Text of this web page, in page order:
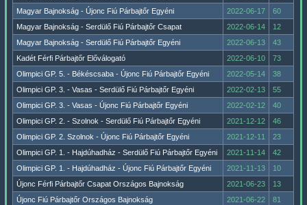
Magyar Bajnokság - Újonc Fiú Párbajtőr Egyéni
2022-06-17
60
Magyar Bajnokság - Serdülő Fiú Párbajtőr Csapat
2022-06-14
12
Magyar Bajnokság - Serdülő Fiú Párbajtőr Egyéni
2022-06-13
43
Kadét Férfi Párbajtőr Előválogató
2022-06-10
73
Olimpici GP. 5. - Békéscsaba - Újonc Fiú Párbajtőr Egyéni
2022-05-14
38
Olimpici GP. 3. - Vasas - Serdülő Fiú Párbajtőr Egyéni
2022-02-13
55
Olimpici GP. 3. - Vasas - Újonc Fiú Párbajtőr Egyéni
2022-02-12
40
Olimpici GP. 2. - Szolnok - Serdülő Fiú Párbajtőr Egyéni
2021-12-12
46
Olimpici GP. 2. Szolnok - Újonc Fiú Párbajtőr Egyéni
2021-12-11
23
Olimpici GP. 1. - Hajdúhadház - Serdülő Fiú Párbajtőr Egyéni
2021-11-14
42
Olimpici GP. 1. - Hajdúhadház - Újonc Fiú Párbajtőr Egyéni
2021-11-13
10
Újonc Férfi Párbajtőr Csapat Országos Bajnokság
2021-06-23
13
Újonc Fiú Párbajtőr Országos Bajnokság
2021-06-22
81